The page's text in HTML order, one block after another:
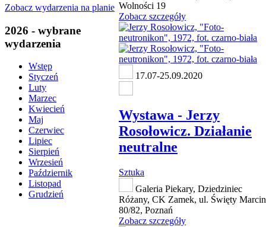
Zobacz wydarzenia na planie
2026 - wybrane
wydarzenia
Wstęp
Styczeń
Luty
Marzec
Kwiecień
Maj
Czerwiec
Lipiec
Sierpień
Wrzesień
Październik
Listopad
Grudzień
Wolności 19
Zobacz szczegóły
17.07-25.09.2020
Wystawa - Jerzy
Rosołowicz. Działanie
neutralne
Sztuka
Galeria Piekary, Dziedziniec
Różany, CK Zamek, ul. Święty Marcin
80/82, Poznań
Zobacz szczegóły